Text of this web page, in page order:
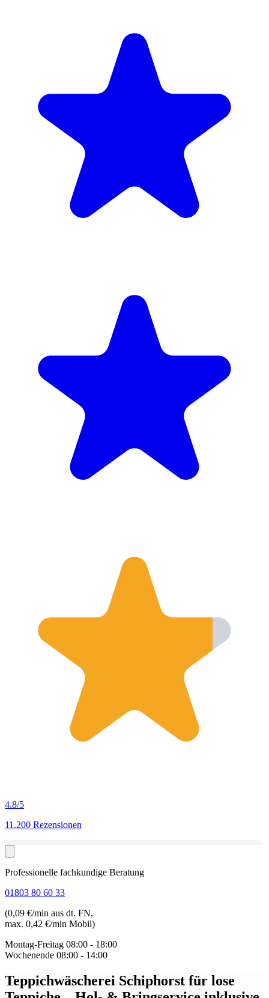
4.8/5
11.200 Rezensionen
Professionelle fachkundige Beratung
01803 80 60 33
(0,09 €/min aus dt. FN,
max. 0,42 €/min Mobil)
Montag-Freitag 08:00 - 18:00
Wochenende 08:00 - 14:00
Teppichwäscherei Schiphorst für lose